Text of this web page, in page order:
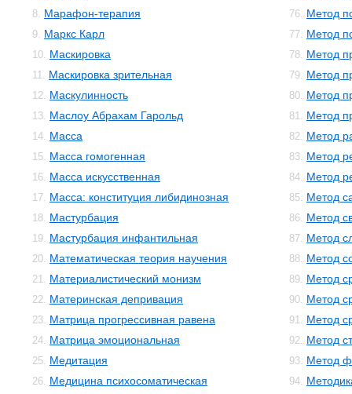
8. Марафон-терапия
9. Маркс Карл
10. Маскировка
11. Маскировка зрительная
12. Маскулинность
13. Маслоу Абрахам Гарольд
14. Масса
15. Масса гомогенная
16. Масса искусственная
17. Масса: конституция либидинозная
18. Мастурбация
19. Мастурбация инфантильная
20. Математическая теория научения
21. Материалистический монизм
22. Материнская депривация
23. Матрица прогрессивная равена
24. Матрица эмоциональная
25. Медитация
26. Медицина психосоматическая
76. Метод
77. Метод
78. Метод
79. Метод
80. Метод
81. Метод
82. Метод
83. Метод
84. Метод
85. Метод
86. Метод
87. Метод
88. Метод
89. Метод
90. Метод
91. Метод
92. Метод
93. Метод
94.